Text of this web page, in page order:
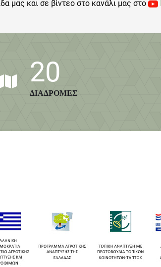
μας και σε βίντεο στο κανάλι μας στο
20
ΔΙΑΔΡΟΜΕΣ